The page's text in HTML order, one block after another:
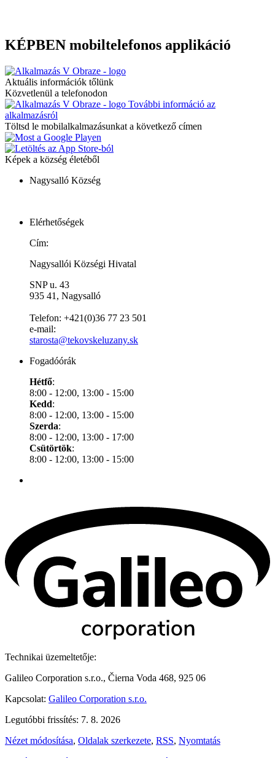
KÉPBEN mobiltelefonos applikáció
Aktuális információk tőlünk
Közvetlenül a telefonodon
További információ az
alkalmazásról
Töltsd le mobilalkalmazásunkat a következő címen
Képek a község életéből
Nagysalló Község
Elérhetőségek
Cím:
Nagysallói Községi Hivatal
SNP u. 43
935 41, Nagysalló
Telefon: +421(0)36 77 23 501
e-mail:
starosta@tekovskeluzany.sk
Fogadóórák
Hétfő:
8:00 - 12:00, 13:00 - 15:00
Kedd:
8:00 - 12:00, 13:00 - 15:00
Szerda:
8:00 - 12:00, 13:00 - 17:00
Csütörtök:
8:00 - 12:00, 13:00 - 15:00
Technikai üzemeltetője:
Galileo Corporation s.r.o., Čierna Voda 468, 925 06
Kapcsolat: Galileo Corporation s.r.o.
Legutóbbi frissítés: 7. 8. 2026
Nézet módosítása, Oldalak szerkezete, RSS, Nyomtatás